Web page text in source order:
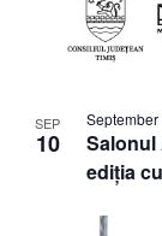
SEP
10
Salonul
ediția